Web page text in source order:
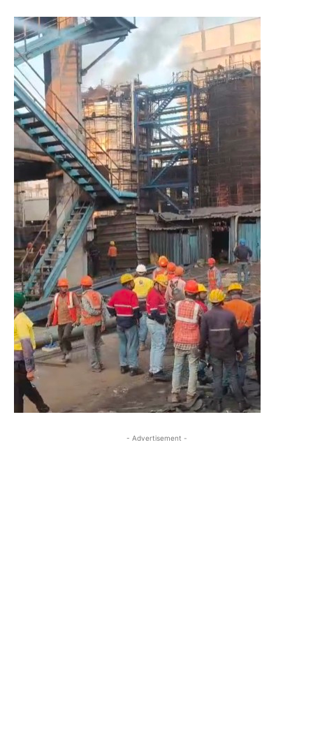
- Advertisement -